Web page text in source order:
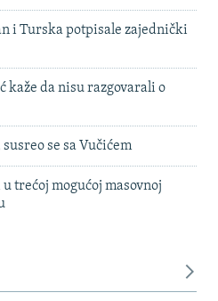
i Turska potpisale zajednički
kaže da nisu razgovarali o
se sa Vučićem
trećoj mogućoj masovnoj